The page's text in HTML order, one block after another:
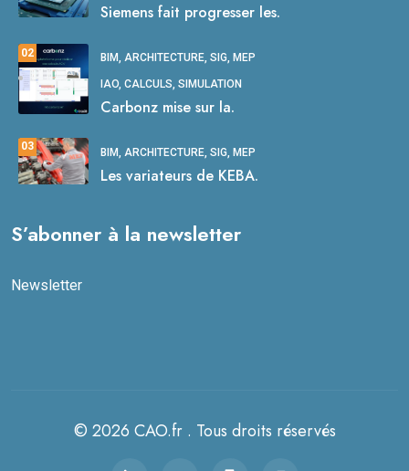
Siemens fait progresser les.
02 BIM, ARCHITECTURE, SIG, MEP
IAO, CALCULS, SIMULATION
Carbonz mise sur la.
03 BIM, ARCHITECTURE, SIG, MEP
Les variateurs de KEBA.
S’abonner à la newsletter
Newsletter
© 2026 CAO.fr . Tous droits réservés